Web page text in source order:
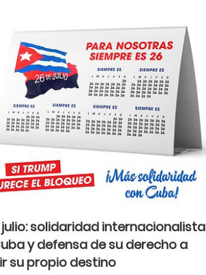
julio: solidaridad internacionalista
y defensa de su derecho a
su propio destino